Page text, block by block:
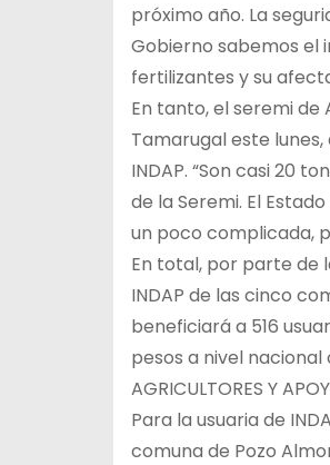
próximo año. La
Gobierno sabemos el
fertilizantes y su
En tanto, el seremi de
Tamarugal este
INDAP. “Son casi 20
de la Seremi. El
un poco complicada,
En total, por parte de
INDAP de las cinco
beneficiará a 516
pesos a nivel
AGRICULTORES Y
Para la usuaria de
comuna de Pozo